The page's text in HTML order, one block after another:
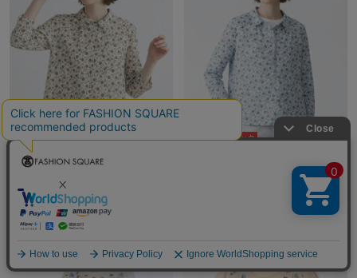
SCAPA Lサイズ
¥15,40048%OFF
5％ポイントバック